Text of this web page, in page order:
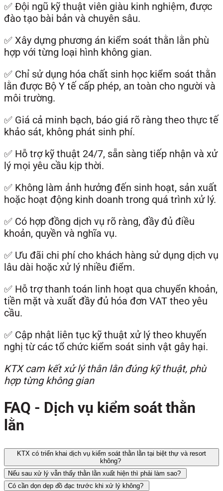
✅ Đội ngũ kỹ thuật viên giàu kinh nghiệm, được
đào tạo bài bản và chuyên sâu.
✅ Xây dựng phương án kiểm soát thằn lằn phù
hợp với từng loại hình không gian.
✅ Chỉ sử dụng hóa chất sinh học kiểm soát thằn
lằn được Bộ Y tế cấp phép, an toàn cho người và
môi trường.
✅ Giá cả minh bạch, báo giá rõ ràng theo thực tế
khảo sát, không phát sinh phí.
✅ Hỗ trợ kỹ thuật 24/7, sẵn sàng tiếp nhận và xử
lý mọi yêu cầu kịp thời.
✅ Không làm ảnh hưởng đến sinh hoạt, sản xuất
hoặc hoạt động kinh doanh trong quá trình xử lý.
✅ Có hợp đồng dịch vụ rõ ràng, đầy đủ điều
khoản, quyền và nghĩa vụ.
✅ Ưu đãi chi phí cho khách hàng sử dụng dịch vụ
lâu dài hoặc xử lý nhiều điểm.
✅ Hỗ trợ thanh toán linh hoạt qua chuyển khoản,
tiền mặt và xuất đầy đủ hóa đơn VAT theo yêu
cầu.
✅ Cập nhật liên tục kỹ thuật xử lý theo khuyến
nghị từ các tổ chức kiểm soát sinh vật gây hại.
KTX cam kết xử lý thằn lằn đúng kỹ thuật, phù
hợp từng không gian
FAQ - Dịch vụ kiểm soát thằn
lằn
KTX có triển khai dịch vụ kiểm soát thằn lằn tại biệt thự và resort
không?
Nếu sau xử lý vẫn thấy thằn lằn xuất hiện thì phải làm sao?
Có cần dọn dẹp đồ đạc trước khi xử lý không?